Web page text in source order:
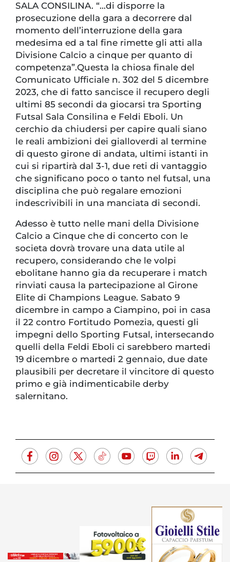
SALA CONSILINA. “…di disporre la
prosecuzione della gara a decorrere dal
momento dell’interruzione della gara
medesima ed a tal fine rimette gli atti alla
Divisione Calcio a cinque per quanto di
competenza”.Questa la chiosa finale del
Comunicato Ufficiale n. 302 del 5 dicembre
2023, che di fatto sancisce il recupero degli
ultimi 85 secondi da giocarsi tra Sporting
Futsal Sala Consilina e Feldi Eboli. Un
cerchio da chiudersi per capire quali siano
le reali ambizioni dei gialloverdi al termine
di questo girone di andata, ultimi istanti in
cui si ripartirà dal 3-1, due reti di vantaggio
che significano poco o tanto nel futsal, una
disciplina che può regalare emozioni
indescrivibili in una manciata di secondi.
Adesso è tutto nelle mani della Divisione
Calcio a Cinque che di concerto con le
societa dovrà trovare una data utile al
recupero, considerando che le volpi
ebolitane hanno gia da recuperare i match
rinviati causa la partecipazione al Girone
Elite di Champions League. Sabato 9
dicembre in campo a Ciampino, poi in casa
il 22 contro Fortitudo Pomezia, questi gli
impegni dello Sporting Futsal, intersecando
quelli della Feldi Eboli ci sarebbero martedi
19 dicembre o martedi 2 gennaio, due date
plausibili per decretare il vincitore di questo
primo e già indimenticabile derby
salernitano.